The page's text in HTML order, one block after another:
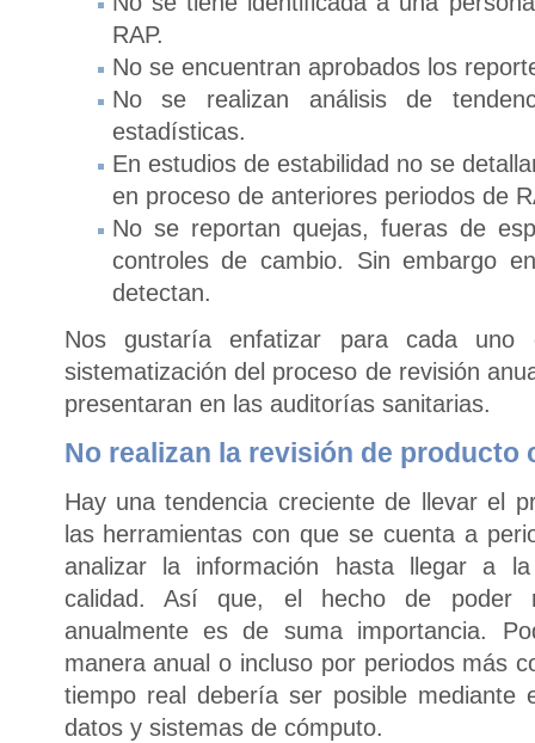
RAP.
No se encuentran aprobados los
No se realizan análisis de
estadísticas.
En estudios de estabilidad no se
en proceso de anteriores periodos de
No se reportan quejas, fueras de
controles de cambio. Sin embargo
detectan.
Nos gustaría enfatizar para cada
sistematización del proceso de revisión
presentaran en las auditorías sanitarias.
No realizan la revisión de producto
Hay una tendencia creciente de llevar el
las herramientas con que se cuenta a
analizar la información hasta llegar a
calidad. Así que, el hecho de poder
anualmente es de suma importancia.
manera anual o incluso por periodos más
tiempo real debería ser posible mediante
datos y sistemas de cómputo.